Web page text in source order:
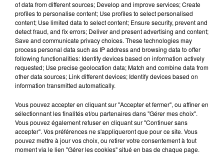
22 mai 2026
NUIT EUROPÉENNE DES MUSÉES : OÙ ALLER CE SAMEDI À NANCY ?
Ce samedi 23 mai, les musées ouvrent gratuitement
leurs portes pour vous faire (re)découvrir leurs
collections dans une ambiance nocturne.
of data from different sources; Develop and improve services; Create
profiles to personalise content; Use profiles to select personalised
content; Use limited data to select content; Ensure security, prevent and
detect fraud, and fix errors; Deliver and present advertising and content;
Save and communicate privacy choices. These technologies may
process personal data such as IP address and browsing data to offer
following functionalities: Identify devices based on information actively
requested; Use precise geolocation data; Match and combine data from
other data sources; Link different devices; Identify devices based on
information transmitted automatically.
Vous pouvez accepter en cliquant sur "Accepter et fermer", ou affiner en
sélectionnant les finalités et/ou partenaires dans "Gérer mes choix".
Vous pouvez également refuser en cliquant sur "Continuer sans
accepter". Vos préférences ne s'appliqueront que pour ce site. Vous
pouvez mettre à jour vos choix, ou retirer votre consentement à tout
moment via le lien "Gérer les cookies" situé en bas de chaque page.